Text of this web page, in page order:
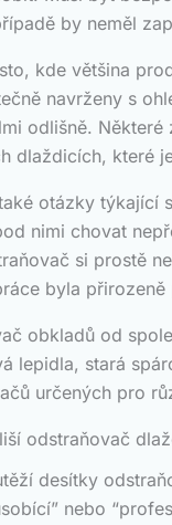
by neměl
kde většina
navrženy s
odlišně.
dlaždicích, které
otázky týkající
nimi chovat
si prostě
byla
obkladů od
lepidla, stará
určených pro
odstraňovač
desítky
nebo